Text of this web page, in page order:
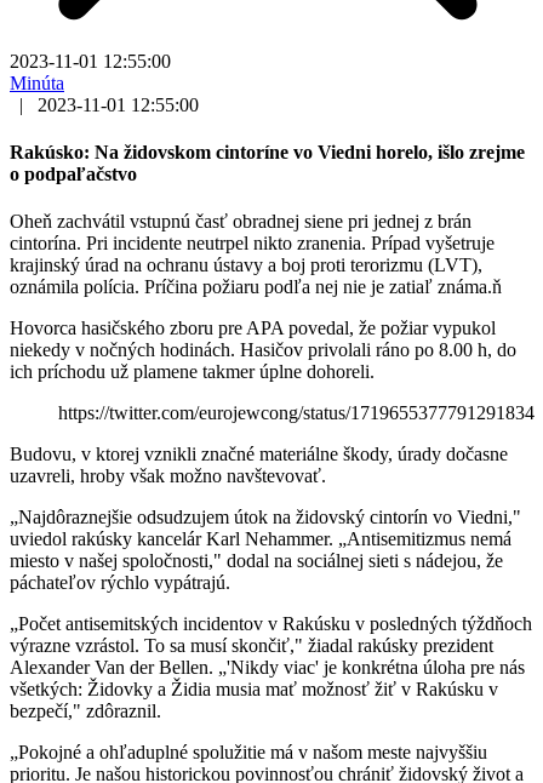
2023-11-01 12:55:00
Minúta
|
2023-11-01 12:55:00
Rakúsko: Na židovskom cintoríne vo Viedni horelo, išlo zrejme
o podpaľačstvo
Oheň zachvátil vstupnú časť obradnej siene pri jednej z brán
cintorína. Pri incidente neutrpel nikto zranenia. Prípad vyšetruje
krajinský úrad na ochranu ústavy a boj proti terorizmu (LVT),
oznámila polícia. Príčina požiaru podľa nej nie je zatiaľ známa.ň
Hovorca hasičského zboru pre APA povedal, že požiar vypukol
niekedy v nočných hodinách. Hasičov privolali ráno po 8.00 h, do
ich príchodu už plamene takmer úplne dohoreli.
https://twitter.com/eurojewcong/status/1719655377791291834
Budovu, v ktorej vznikli značné materiálne škody, úrady dočasne
uzavreli, hroby však možno navštevovať.
„Najdôraznejšie odsudzujem útok na židovský cintorín vo Viedni,"
uviedol rakúsky kancelár Karl Nehammer. „Antisemitizmus nemá
miesto v našej spoločnosti," dodal na sociálnej sieti s nádejou, že
páchateľov rýchlo vypátrajú.
„Počet antisemitských incidentov v Rakúsku v posledných týždňoch
výrazne vzrástol. To sa musí skončiť," žiadal rakúsky prezident
Alexander Van der Bellen. „'Nikdy viac' je konkrétna úloha pre nás
všetkých: Židovky a Židia musia mať možnosť žiť v Rakúsku v
bezpečí," zdôraznil.
„Pokojné a ohľaduplné spolužitie má v našom meste najvyššiu
prioritu. Je našou historickou povinnosťou chrániť židovský život a